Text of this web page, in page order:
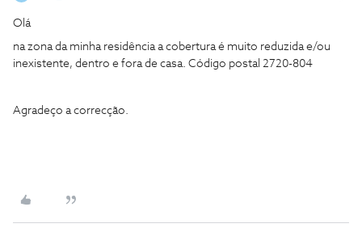
Olá
na zona da minha residência a cobertura é muito reduzida e/ou
inexistente, dentro e fora de casa. Código postal 2720-804
Agradeço a correcção.